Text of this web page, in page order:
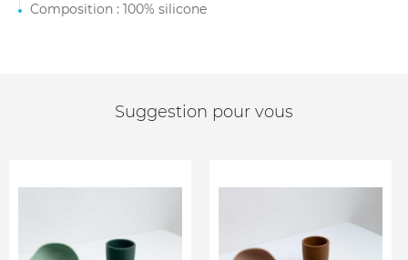
Composition : 100% silicone
Suggestion pour vous